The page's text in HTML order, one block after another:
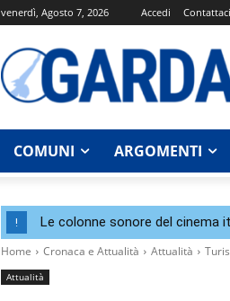
venerdì, Agosto 7, 2026 Accedi Contattaci
COMUNI ARGOMENTI
! Le colonne sonore del cinema
Home Cronaca e Attualità Attualità
Attualità